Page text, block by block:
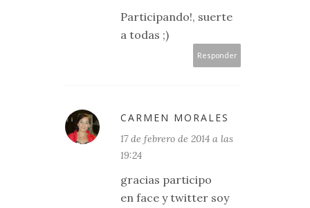
Participando!, suerte
a todas ;)
Responder
CARMEN MORALES
17 de febrero de 2014 a las
19:24
gracias participo
en face y twitter soy